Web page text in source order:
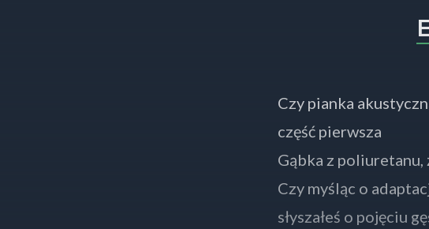
Czy pianka
część pierwsza
Gąbka z
Czy myśląc o
słyszałeś o pojęciu